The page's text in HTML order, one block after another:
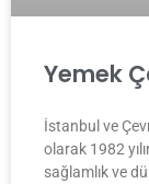
Yemek
İstanbul ve
olarak 1982
sağlamlık ve